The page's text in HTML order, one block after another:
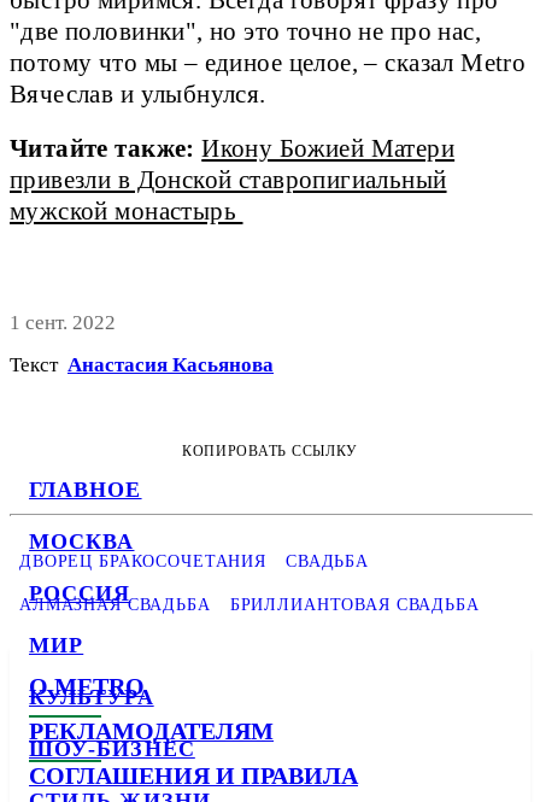
ГЛАВНОЕ
МОСКВА
РОССИЯ
МИР
КУЛЬТУРА
ШОУ-БИЗНЕС
"две половинки", но это точно не про нас,
потому что мы – единое целое, – сказал Metro
Вячеслав и улыбнулся.
Читайте также:Икону Божией Матери
привезли в Донской ставропигиальный
мужской монастырь
1 сент. 2022
Текст Анастасия Касьянова
КОПИРОВАТЬ ССЫЛКУ
ДВОРЕЦ БРАКОСОЧЕТАНИЯ СВАДЬБА
АЛМАЗНАЯ СВАДЬБА БРИЛЛИАНТОВАЯ СВАДЬБА
О METRO
РЕКЛАМОДАТЕЛЯМ
СОГЛАШЕНИЯ И ПРАВИЛА